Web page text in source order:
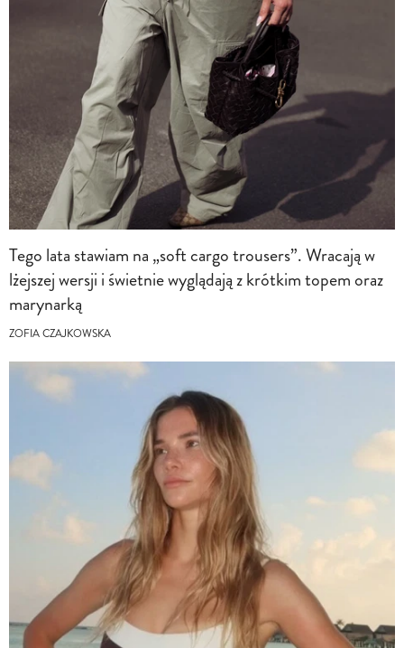
Tego lata stawiam na „soft cargo trousers”. Wracają w
lżejszej wersji i świetnie wyglądają z krótkim topem oraz
marynarką
ZOFIA CZAJKOWSKA